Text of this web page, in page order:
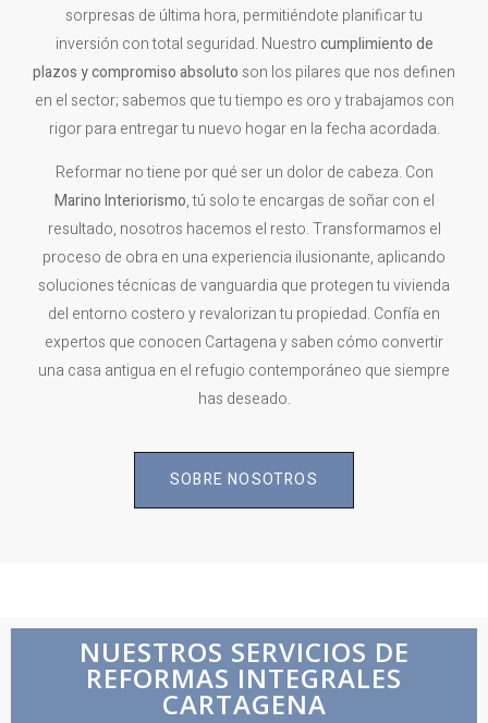
sorpresas de última hora, permitiéndote planificar tu
inversión con total seguridad. Nuestrocumplimiento de
plazos y compromiso absoluto son los pilares que nos definen
en el sector; sabemos que tu tiempo es oro y trabajamos con
rigor para entregar tu nuevo hogar en la fecha acordada.
Reformar no tiene por qué ser un dolor de cabeza. Con
Marino Interiorismo, tú solo te encargas de soñar con el
resultado, nosotros hacemos el resto. Transformamos el
proceso de obra en una experiencia ilusionante, aplicando
soluciones técnicas de vanguardia que protegen tu vivienda
del entorno costero y revalorizan tu propiedad. Confía en
expertos que conocen Cartagena y saben cómo convertir
una casa antigua en el refugio contemporáneo que siempre
has deseado.
SOBRE NOSOTROS
NUESTROS SERVICIOS DE
REFORMAS INTEGRALES
CARTAGENA